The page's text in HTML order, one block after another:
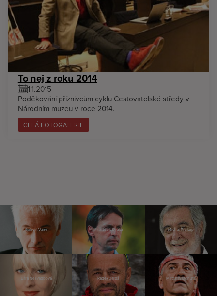
To nej z roku 2014
1.1.2015
Poděkování příznivcům cyklu Cestovatelské středy v
Národním muzeu v roce 2014.
CELÁ FOTOGALERIE
Robert Vano František Straka Michal Prokop
Bára Nesvadbová Radek Jaroš Miroslav Donutil